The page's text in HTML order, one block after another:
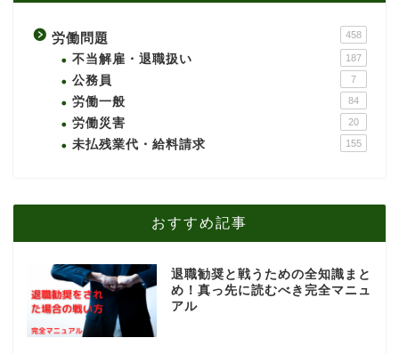
労働問題 458
不当解雇・退職扱い 187
公務員 7
労働一般 84
労働災害 20
未払残業代・給料請求 155
おすすめ記事
退職勧奨と戦うための全知識まと
め！真っ先に読むべき完全マニュ
アル